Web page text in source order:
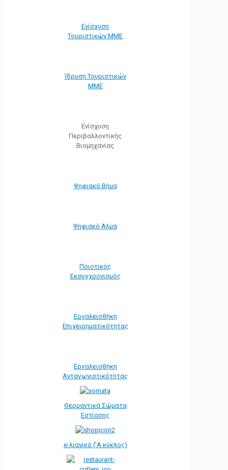
Ενίσχυση
Τουριστικών ΜΜΕ
Ίδρυση Τουριστικών
ΜΜΕ
Ενίσχυση
Περιβαλλοντικής
Βιομηχανίας
Ψηφιακό Βήμα
Ψηφιακό Άλμα
Ποιοτικός
Εκσυγχρονισμός
Εργαλειοθήκη
Eπιχειρηματικότητας
Εργαλειοθήκη
Ανταγωνιστικότητας
Θερμαντικά Σώματα
Εστίασης
e-λιανικό ('Α κύκλος)